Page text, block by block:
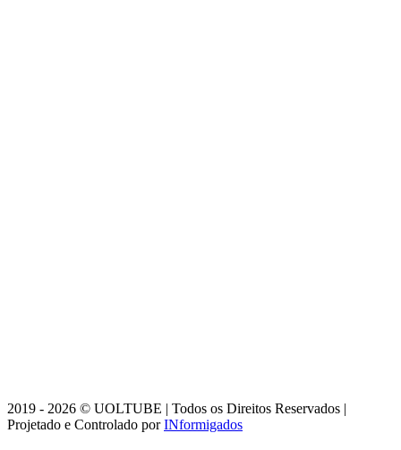
2019 - 2026 © UOLTUBE | Todos os Direitos Reservados |
Projetado e Controlado porINformigados